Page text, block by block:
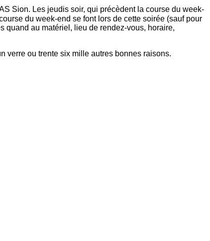
Sion. Les jeudis soir, qui précèdent la course du week-
du week-end se font lors de cette soirée (sauf pour
quand au matériel, lieu de rendez-vous, horaire,
verre ou trente six mille autres bonnes raisons.